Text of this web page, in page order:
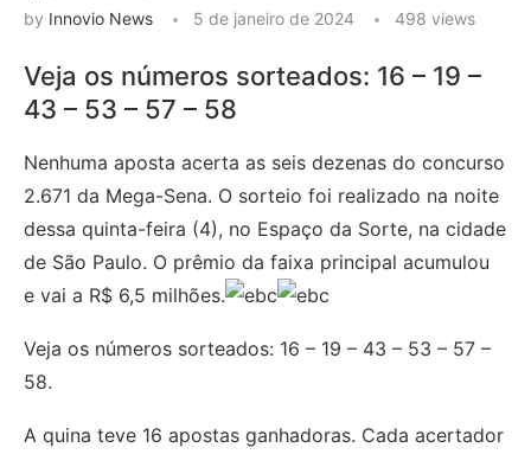
by Innovio News 5 de janeiro de 2024 498 views
Veja os números sorteados: 16 – 19 –
43 – 53 – 57 – 58
Nenhuma aposta acerta as seis dezenas do concurso
2.671 da Mega-Sena. O sorteio foi realizado na noite
dessa quinta-feira (4), no Espaço da Sorte, na cidade
de São Paulo. O prêmio da faixa principal acumulou
e vai a R$ 6,5 milhões.
Veja os números sorteados: 16 – 19 – 43 – 53 – 57 –
58.
A quina teve 16 apostas ganhadoras. Cada acertador